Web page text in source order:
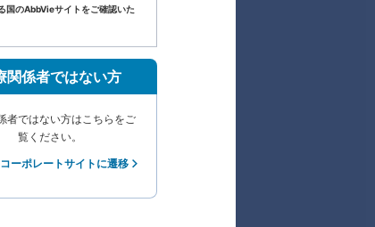
国のAbbVieサイトをご確認いた
関係者ではない方
者ではない方はこちらをご
覧ください。
ーポレートサイトに遷移